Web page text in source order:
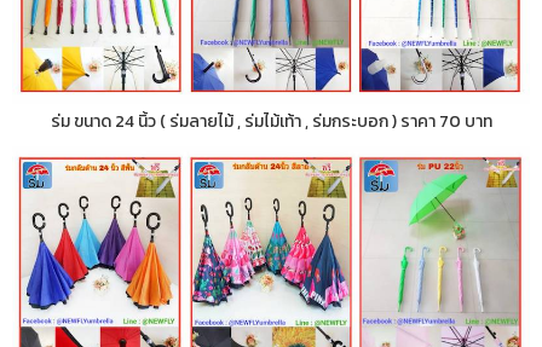
ร่ม ขนาด 24 นิ้ว ( ร่มลายไม้ , ร่มไม้เท้า , ร่มกระบอก ) ราคา 70 บาท